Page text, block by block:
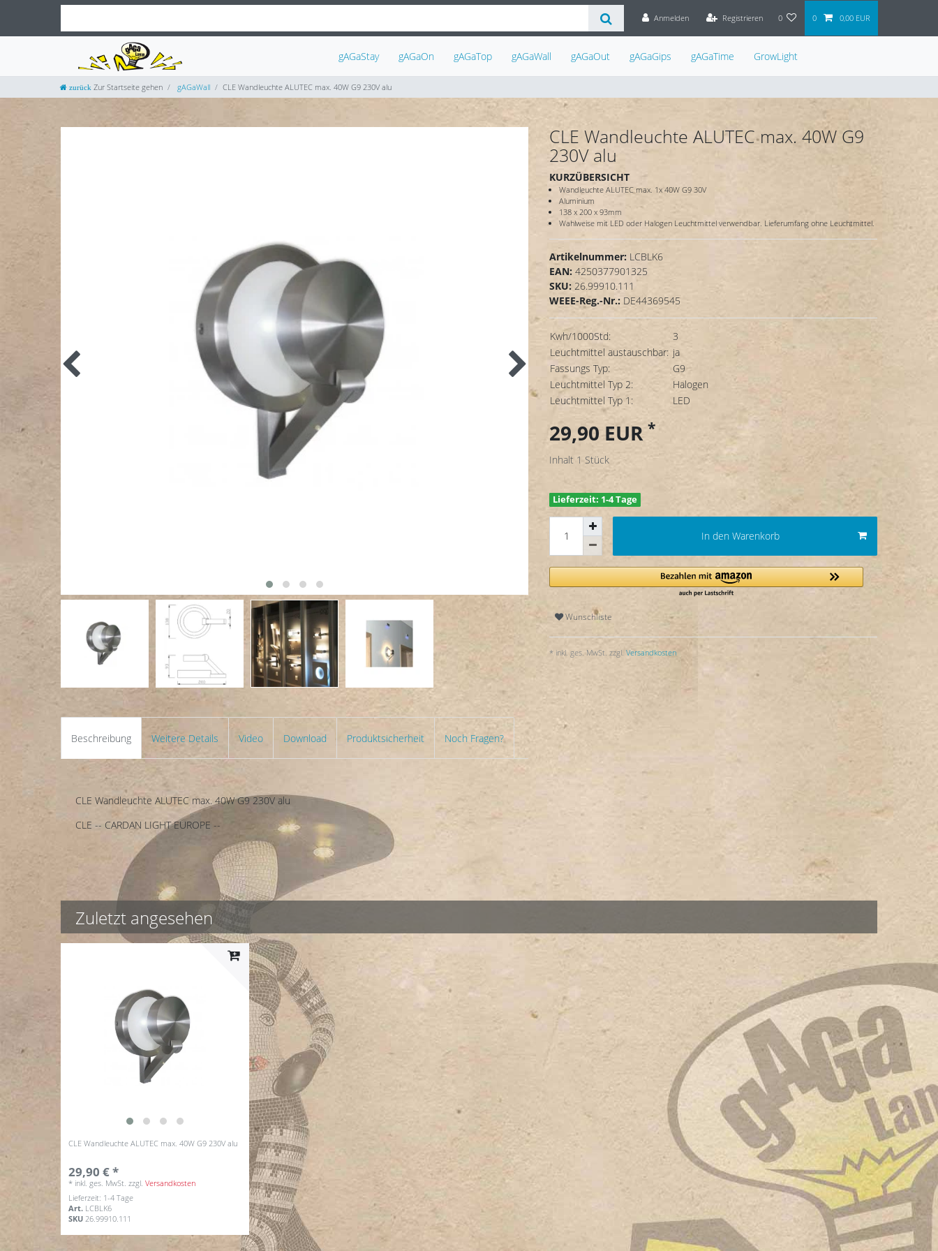
Anmelden Registrieren 0 0 0,00 EUR
gAGaStay gAGaOn gAGaTop gAGaWall gAGaOut gAGaGips gAGaTime GrowLight
Zur Startseite gehen gAGaWall CLE Wandleuchte ALUTEC max. 40W G9 230V alu
Beschreibung Weitere Details Video Download Produktsicherheit Noch Fragen?
CLE Wandleuchte ALUTEC max. 40W G9 230V alu
CLE -- CARDAN LIGHT EUROPE --
CLE Wandleuchte ALUTEC max. 40W G9
230V alu
KURZÜBERSICHT
Wandleuchte ALUTEC max. 1x 40W G9 30V
Aluminium
138 x 200 x 93mm
Wahlweise mit LED oder Halogen Leuchtmittel verwendbar. Lieferumfang ohne Leuchtmittel.
Artikelnummer: LCBLK6
EAN: 4250377901325
SKU: 26.99910.111
WEEE-Reg.-Nr.: DE44369545
Kwh/1000Std:
3
Leuchtmittel austauschbar: ja
Fassungs Typ:
G9
Leuchtmittel Typ 2:
Halogen
Leuchtmittel Typ 1:
LED
29,90 EUR *
Inhalt 1 Stück
Lieferzeit: 1-4 Tage
In den Warenkorb
Wunschliste
* inkl. ges. MwSt. zzgl. Versandkosten
Zuletzt angesehen
CLE Wandleuchte ALUTEC max. 40W G9 230V alu
29,90 € *
* inkl. ges. MwSt. zzgl.Versandkosten
Lieferzeit: 1-4 Tage
Art. LCBLK6
SKU 26.99910.111